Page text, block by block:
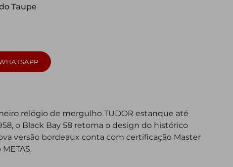
Taupe
relógio de mergulho TUDOR estanque até
o Black Bay 58 retoma o design do histórico
versão bordeaux conta com certificação Master